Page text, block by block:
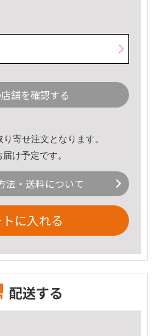
舗を確認する
寄せ注文となります。
け予定です。
法・送料について
に入れる
配送する